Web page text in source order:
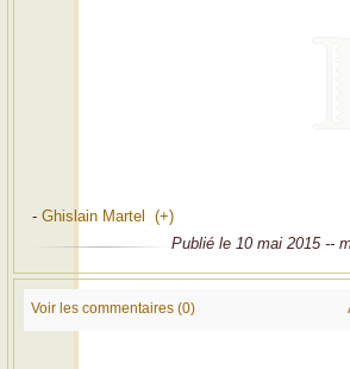
- Ghislain Martel (+)
Publié le 10 mai 2015 --
Voir les commentaires (0)